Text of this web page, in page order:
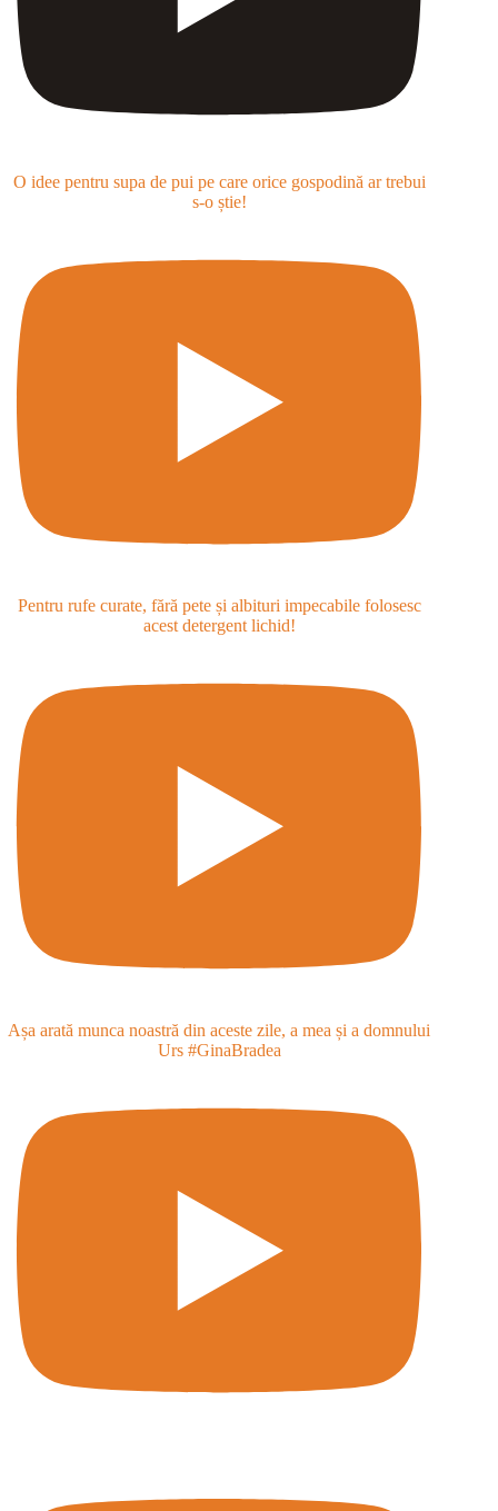
O idee pentru supa de pui pe care orice gospodină ar trebui
s-o știe!
Pentru rufe curate, fără pete și albituri impecabile folosesc
acest detergent lichid!
Așa arată munca noastră din aceste zile, a mea și a domnului
Urs #GinaBradea